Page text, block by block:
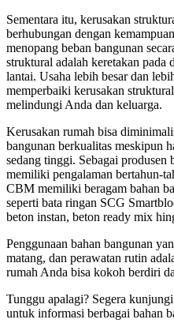
Sementara itu, kerusakan
berhubungan dengan
menopang beban bangunan
struktural adalah keretakan
lantai. Usaha lebih besar dan
memperbaiki kerusakan
melindungi Anda dan keluarga.
Kerusakan rumah bisa
bangunan berkualitas meskipun
sedang tinggi. Sebagai produsen
memiliki pengalaman bertahun-
CBM memiliki beragam bahan
seperti bata ringan SCG
beton instan, beton ready mix
Penggunaan bahan bangunan
matang, dan perawatan rutin
rumah Anda bisa kokoh berdiri
Tunggu apalagi? Segera
untuk informasi berbagai bahan